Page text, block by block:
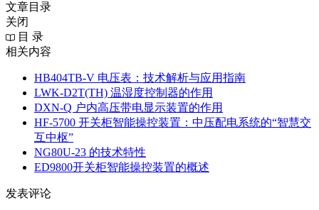
文章目录
关闭
目 录
相关内容
HB404TB-V 电压表：技术解析与应用指南
LWK‑D2T(TH) 温湿度控制器的作用
DXN‑Q 户内高压带电显示装置的作用
HF-5700 开关柜智能操控装置：中压配电系统的“智慧交
互中枢”
NG80U-23 的技术特性
ED9800开关柜智能操控装置的概述
发表评论